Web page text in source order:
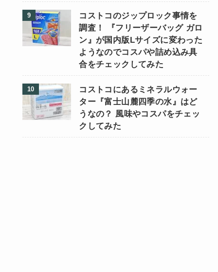
コストコのジップロック事情を
調査！ 『フリーザーバッグ ガロ
ン』が国内版Lサイズに変わった
ようなのでコスパや詰め込み具
合をチェックしてみた
コストコにあるミネラルウォー
ター『富士山麓四季の水』はど
うなの？ 風味やコスパをチェッ
クしてみた